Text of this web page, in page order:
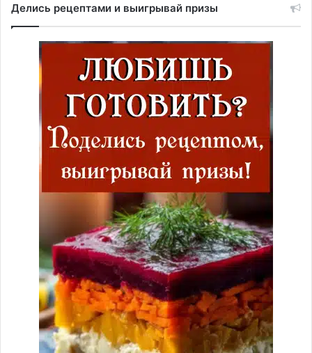
Делись рецептами и выигрывай призы